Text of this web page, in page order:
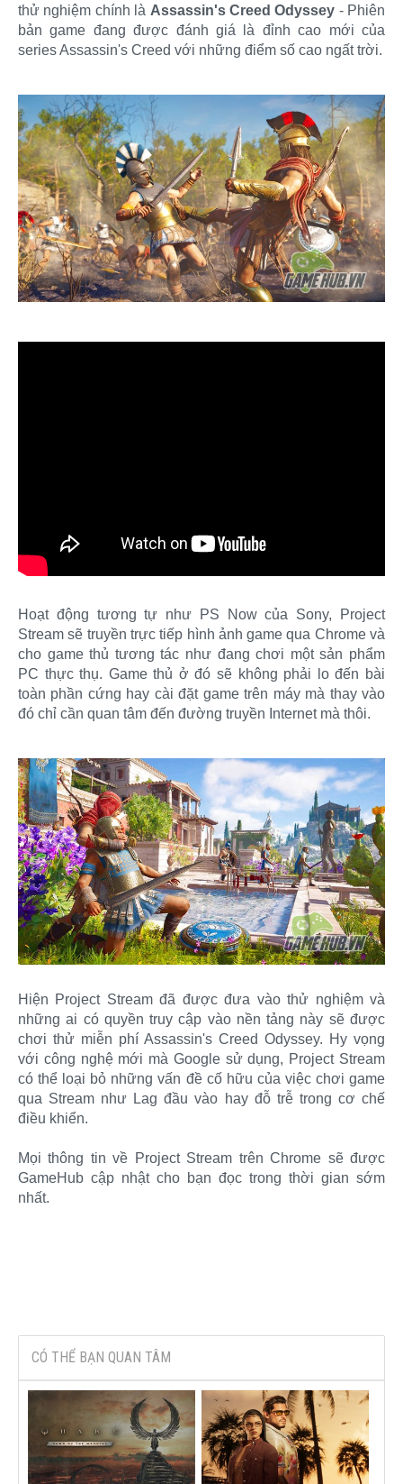
thử nghiệm chính là Assassin's Creed Odyssey - Phiên
bản game đang được đánh giá là đỉnh cao mới của
series Assassin's Creed với những điểm số cao ngất trời.
Hoạt động tương tự như PS Now của Sony, Project
Stream sẽ truyền trực tiếp hình ảnh game qua Chrome và
cho game thủ tương tác như đang chơi một sản phẩm
PC thực thụ. Game thủ ở đó sẽ không phải lo đến bài
toàn phần cứng hay cài đặt game trên máy mà thay vào
đó chỉ cần quan tâm đến đường truyền Internet mà thôi.
Hiện Project Stream đã được đưa vào thử nghiệm và
những ai có quyền truy cập vào nền tảng này sẽ được
chơi thử miễn phí Assassin's Creed Odyssey. Hy vọng
với công nghệ mới mà Google sử dụng, Project Stream
có thể loại bỏ những vấn đề cố hữu của việc chơi game
qua Stream như Lag đầu vào hay đỗ trễ trong cơ chế
điều khiển.
Mọi thông tin về Project Stream trên Chrome sẽ được
GameHub cập nhật cho bạn đọc trong thời gian sớm
nhất.
CÓ THỂ BẠN QUAN TÂM